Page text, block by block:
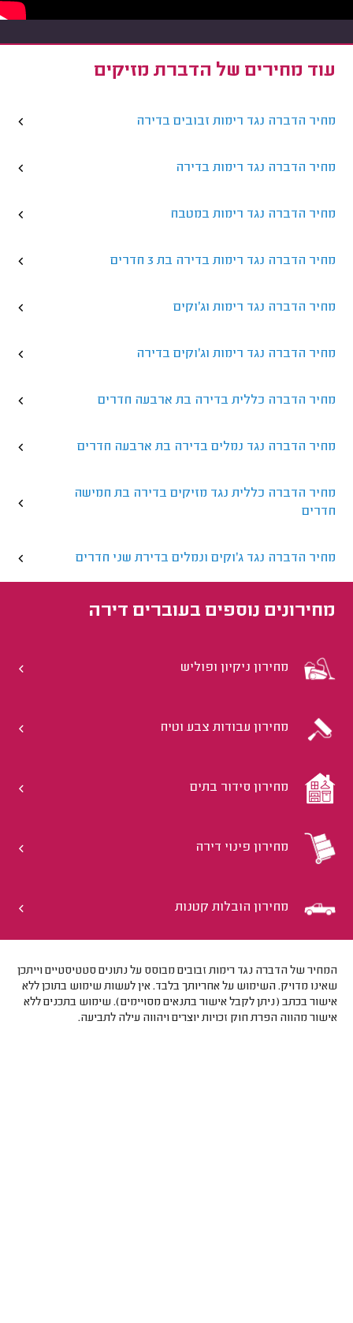
עוד מחירים של הדברת מזיקים
מחיר הדברה נגד רימות זבובים בדירה
מחיר הדברה נגד רימות בדירה
מחיר הדברה נגד רימות במטבח
מחיר הדברה נגד רימות בדירה בת 3 חדרים
מחיר הדברה נגד רימות וג'וקים
מחיר הדברה נגד רימות וג'וקים בדירה
מחיר הדברה כללית בדירה בת ארבעה חדרים
מחיר הדברה נגד נמלים בדירה בת ארבעה חדרים
מחיר הדברה כללית נגד מזיקים בדירה בת חמישה
חדרים
מחיר הדברה נגד ג'וקים ונמלים בדירת שני חדרים
מחירונים נוספים בעוברים דירה
מחירון ניקיון ופוליש
מחירון עבודות צבע וטיח
מחירון סידור בתים
מחירון פינוי דירה
מחירון הובלות קטנות
המחיר של הדברה נגד רימות זבובים מבוסס על נתונים סטטיסטיים וייתכן
שאינו מדויק. השימוש על אחריותך בלבד. אין לעשות שימוש בתוכן ללא
אישור בכתב (ניתן לקבל אישור בתנאים מסויימים). שימוש בתכנים ללא
אישור מהווה הפרת חוק זכויות יוצרים ויהווה עילה לתביעה.